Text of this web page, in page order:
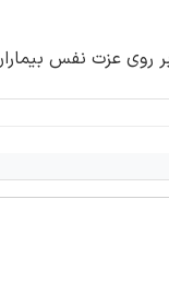
روی عزت نفس